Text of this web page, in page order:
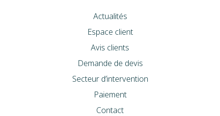
Actualités
Espace client
Avis clients
Demande de devis
Secteur d’intervention
Paiement
Contact